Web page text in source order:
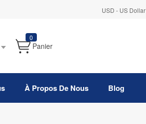
USD - US Dollar
0
Panier
À Propos De Nous Blog